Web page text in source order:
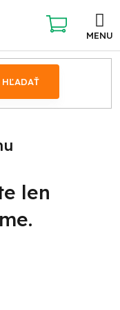
HĽADAŤ
NÁKUPNÝ
KOŠÍK
len